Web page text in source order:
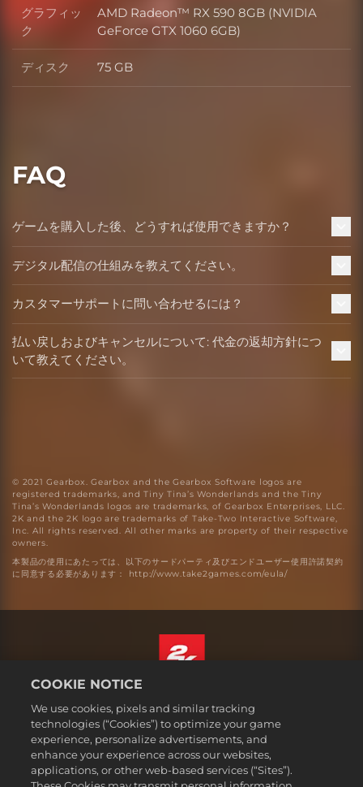
グラフィッ
ク
グラフィック
AMD Radeon™ RX 590 8GB (NVIDIA
GeForce GTX 1060 6GB)
ディスク ディスク
75 GB
FAQ
ゲームを購入した後、どうすれば使用できますか？
デジタル配信の仕組みを教えてください。
カスタマーサポートに問い合わせるには？
払い戻しおよびキャンセルについて: 代金の返却方針につ
いて教えてください。
© 2021 Gearbox. Gearbox and the Gearbox Software logos are
registered trademarks, and Tiny Tina’s Wonderlands and the Tiny
Tina’s Wonderlands logos are trademarks, of Gearbox Enterprises, LLC.
2K and the 2K logo are trademarks of Take-Two Interactive Software,
Inc. All rights reserved. All other marks are property of their respective
owners.
本製品の使用にあたっては、以下のサードパーティ及びエンドユーザー使用許諾契約
に同意する必要があります： http://www.take2games.com/eula/
法務表記
プライバシーポリシー
クッキーポリシー
日本語
COOKIE NOTICE
We use cookies, pixels and similar tracking
technologies (“Cookies”) to optimize your game
experience, personalize advertisements, and
enhance your experience across our websites,
applications, or other web-based services (“Sites”).